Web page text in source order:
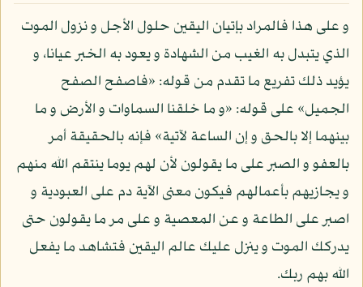
و على هذا فالمراد بإتيان اليقين حلول الأجل و نزول الموت
الذي يتبدل به الغيب من الشهادة و يعود به الخبر عيانا، و
يؤيد ذلك تفريع ما تقدم من قوله: «فاصفح الصفح
الجميل» على قوله: «و ما خلقنا السماوات و الأرض و ما
بينهما إلا بالحق و إن الساعة لآتية» فإنه بالحقيقة أمر
بالعفو و الصبر على ما يقولون لأن لهم يوما ينتقم الله منهم
و يجازيهم بأعمالهم فيكون معنى الآية دم على العبودية و
اصبر على الطاعة و عن المعصية و على مر ما يقولون حتى
يدركك الموت و ينزل عليك عالم اليقين فتشاهد ما يفعل
الله بهم ربك.